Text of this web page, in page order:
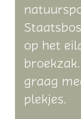
op het
graag
plekjes.